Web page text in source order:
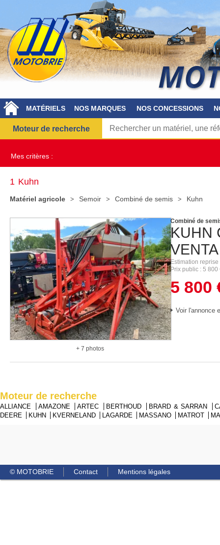
MATÉRIELS NOS MARQUES NOS CONCESSIONS
Moteur de recherche
Mes critères :
Matériel agricole Semoir Combiné de semis Kuhn
1 Kuhn
+ 7 photos
KUHN
Combiné de
Estimation reprise
Prix public
5 800
5 800
Voir l'annonce
Moteur de recherche
ALLIANCE AMAZONE ARTEC BERTHOUD BRARD & SARRAN
DEERE
KUHN KVERNELAND LAGARDE MASSANO MATROT
© MOTOBRIE Contact Mentions légales